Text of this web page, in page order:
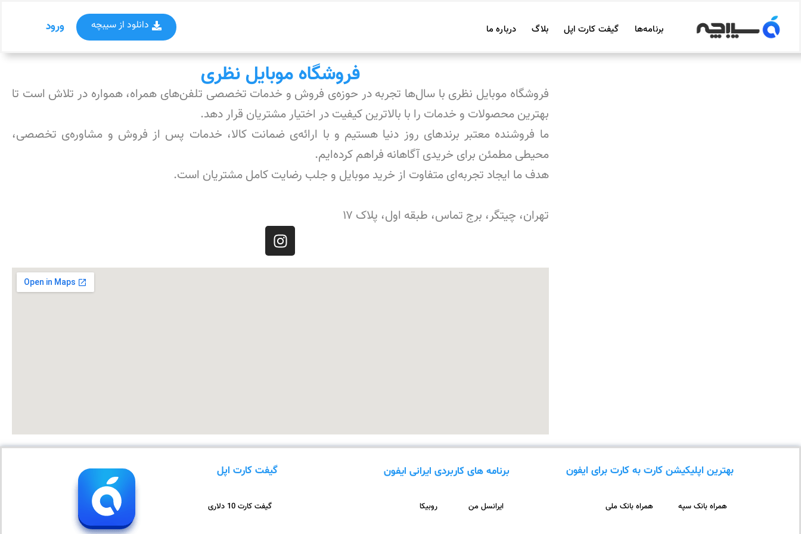
ورود دانلود از سیبچه برنامه‌ها گیفت کارت اپل بلاگ درباره ما
فروشگاه موبایل نظری
فروشگاه موبایل نظری با سال‌ها تجربه در حوزه‌ی فروش و خدمات تخصصی تلفن‌های همراه، همواره در تلاش است تا
بهترین محصولات و خدمات را با بالاترین کیفیت در اختیار مشتریان قرار دهد.
ما فروشنده معتبر برندهای روز دنیا هستیم و با ارائه‌ی ضمانت کالا، خدمات پس از فروش و مشاوره‌ی تخصصی،
محیطی مطمئن برای خریدی آگاهانه فراهم کرده‌ایم.
هدف ما ایجاد تجربه‌ای متفاوت از خرید موبایل و جلب رضایت کامل مشتریان است.
تهران، چیتگر، برج تماس، طبقه اول، پلاک ۱۷
گیفت کارت اپل
گیفت کارت 10 دلاری
برنامه های کاربردی ایرانی ایفون
روبیکا ایرانسل من
بهترین اپلیکیشن کارت به کارت برای ایفون
همراه بانک ملی همراه بانک سپه